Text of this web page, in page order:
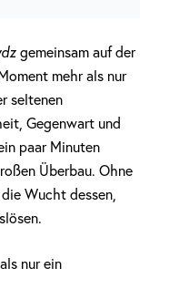
gemeinsam auf der
mehr als nur
seltenen
Gegenwart und
paar Minuten
Überbau. Ohne
Wucht dessen,
nur ein